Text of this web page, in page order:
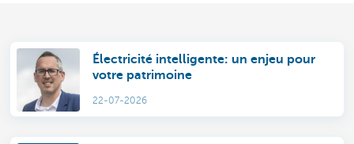
Électricité intelligente: un enjeu pour
votre patrimoine
22-07-2026